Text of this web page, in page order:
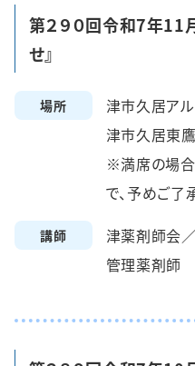
第２９０回令和7年11
せ』
場所
津市久居ア
津市久居東
※満席の場合
で、予めご了
講師
津薬剤師会
管理薬剤